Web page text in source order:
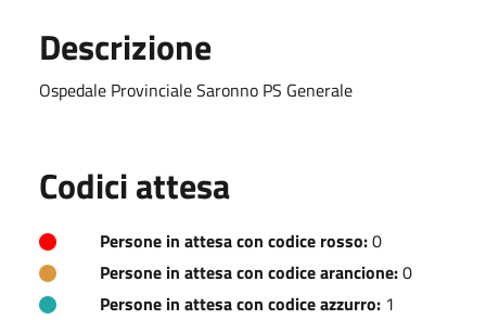
Descrizione
Ospedale Provinciale Saronno PS Generale
Codici attesa
Persone in attesa con codice rosso:0
Persone in attesa con codice arancione:0
Persone in attesa con codice azzurro: 1